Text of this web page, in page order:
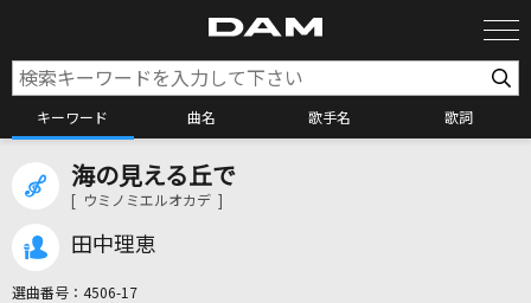
キーワード 曲名 歌手名 歌詞
カラオケ検索
海の見える丘で
[ ウミノミエルオカデ ]
田中理恵
選曲番号： 4506-17